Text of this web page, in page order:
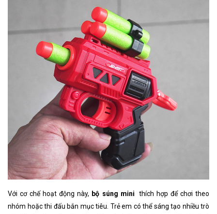
Với cơ chế hoạt động này, bộ súng mini
thích hợp để chơi theo
nhóm hoặc thi đấu bắn mục tiêu. Trẻ em có thể sáng tạo nhiều trò